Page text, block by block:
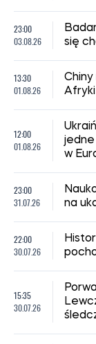
23:00
03.08.26
się
13:30
01.08.26
12:00
01.08.26
jedne
w
23:00
31.07.26
na
22:00
30.07.26
15:35
30.07.26